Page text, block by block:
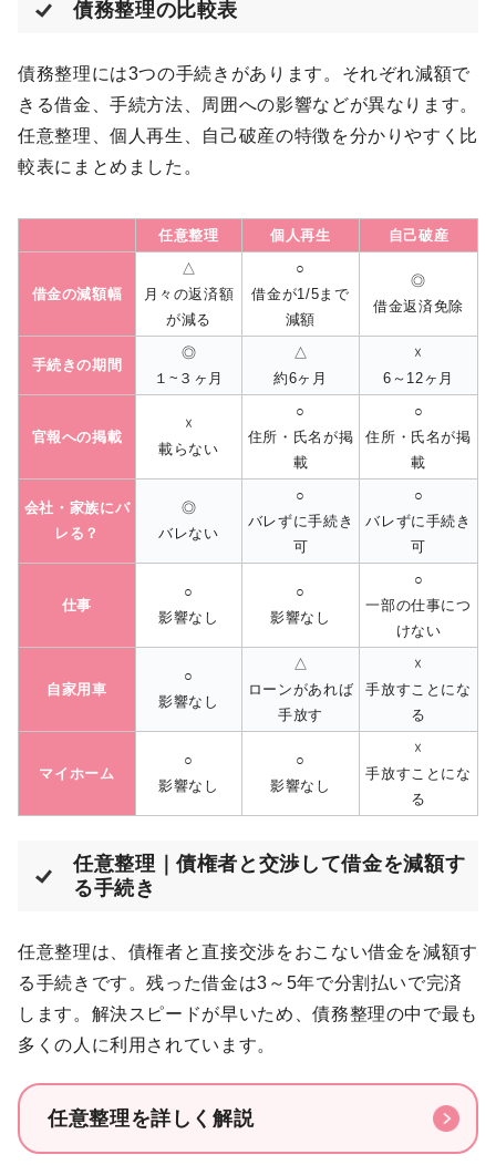
債務整理の比較表
債務整理には3つの手続きがあります。それぞれ減額で
きる借金、手続方法、周囲への影響などが異なります。
任意整理、個人再生、自己破産の特徴を分かりやすく比
較表にまとめました。
任意整理 個人再生 自己破産
借金の減額幅
△
月々の返済額
が減る
○
借金が1/5まで
減額
◎
借金返済免除
手続きの期間
◎
１~３ヶ月
△
約6ヶ月
☓
6～12ヶ月
官報への掲載
☓
載らない
○
住所・氏名が掲
載
○
住所・氏名が掲
載
会社・家族にバ
レる？
◎
バレない
○
バレずに手続き
可
○
バレずに手続き
可
仕事
○
影響なし
○
影響なし
○
一部の仕事につ
けない
自家用車
○
影響なし
△
ローンがあれば
手放す
☓
手放すことにな
る
マイホーム
○
影響なし
○
影響なし
☓
手放すことにな
る
任意整理｜債権者と交渉して借金を減額す
る手続き
任意整理は、債権者と直接交渉をおこない借金を減額す
る手続きです。残った借金は3～5年で分割払いで完済
します。解決スピードが早いため、債務整理の中で最も
多くの人に利用されています。
任意整理を詳しく解説